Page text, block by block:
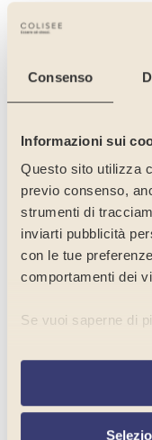
Consenso
Informazioni sui
Questo sito utilizza
previo consenso,
strumenti di
inviarti pubblicità
con le tue
comportamenti dei
Se vuoi saperne di
Per selezionare in
terze parti e cookie
tue preferenze”.
l’apposito comando “
Plancia –
Plancia
Plancia
revisione
Posizioni
Privacy
Ricerca
Note
RSA Oasi
Società